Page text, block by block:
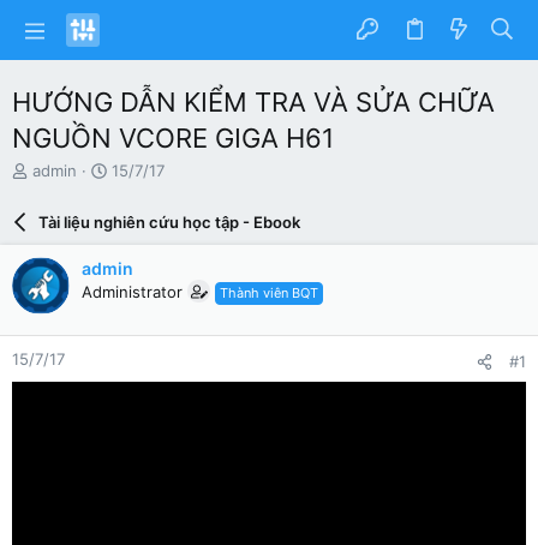
HƯỚNG DẪN KIỂM TRA VÀ SỬA CHỮA
NGUỒN VCORE GIGA H61
N
ư
i
k
h
ở
i
t
ạ
admin
N
à
y
ử
i
15/7/17
Tài liệu nghiên cứu học tập - Ebook
admin
Administrator Thành viên BQT
15/7/17 #1